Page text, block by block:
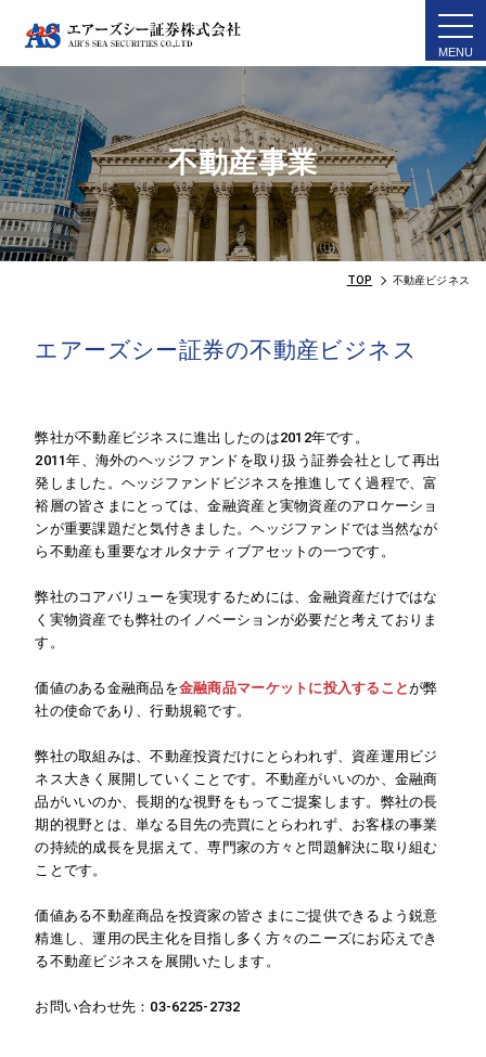
不動産事業
TOP 不動産ビジネス
エアーズシー証券の不動産ビジネス
弊社が不動産ビジネスに進出したのは2012年です。
2011年、海外のヘッジファンドを取り扱う証券会社として再出
発しました。ヘッジファンドビジネスを推進してく過程で、富
裕層の皆さまにとっては、金融資産と実物資産のアロケーショ
ンが重要課題だと気付きました。ヘッジファンドでは当然なが
ら不動産も重要なオルタナティブアセットの一つです。
弊社のコアバリューを実現するためには、金融資産だけではな
く実物資産でも弊社のイノベーションが必要だと考えておりま
す。
価値のある金融商品を金融商品マーケットに投入することが弊
社の使命であり、行動規範です。
弊社の取組みは、不動産投資だけにとらわれず、資産運用ビジ
ネス大きく展開していくことです。不動産がいいのか、金融商
品がいいのか、長期的な視野をもってご提案します。弊社の長
期的視野とは、単なる目先の売買にとらわれず、お客様の事業
の持続的成長を見据えて、専門家の方々と問題解決に取り組む
ことです。
価値ある不動産商品を投資家の皆さまにご提供できるよう鋭意
精進し、運用の民主化を目指し多く方々のニーズにお応えでき
る不動産ビジネスを展開いたします。
お問い合わせ先：03-6225-2732